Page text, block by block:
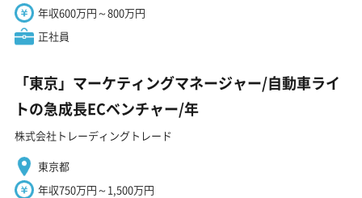
年収600万円～800万円
正社員
「東京」マーケティングマネージャー/自動車ライ
トの急成長ECベンチャー/年
株式会社トレーディングトレード
東京都
年収750万円～1,500万円